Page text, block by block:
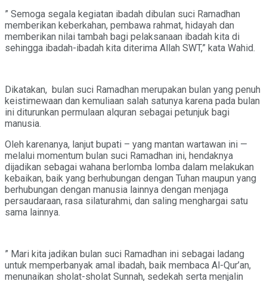
” Semoga segala kegiatan ibadah dibulan suci Ramadhan
memberikan keberkahan, pembawa rahmat, hidayah dan
memberikan nilai tambah bagi pelaksanaan ibadah kita di
sehingga ibadah-ibadah kita diterima Allah SWT,” kata Wahid.
Dikatakan, bulan suci Ramadhan merupakan bulan yang penuh
keistimewaan dan kemuliaan salah satunya karena pada bulan
ini diturunkan permulaan alquran sebagai petunjuk bagi
manusia.
Oleh karenanya, lanjut bupati – yang mantan wartawan ini —
melalui momentum bulan suci Ramadhan ini, hendaknya
dijadikan sebagai wahana berlomba lomba dalam melakukan
kebaikan, baik yang berhubungan dengan Tuhan maupun yang
berhubungan dengan manusia lainnya dengan menjaga
persaudaraan, rasa silaturahmi, dan saling menghargai satu
sama lainnya.
” Mari kita jadikan bulan suci Ramadhan ini sebagai ladang
untuk memperbanyak amal ibadah, baik membaca Al-Qur’an,
menunaikan sholat-sholat Sunnah, sedekah serta menjalin